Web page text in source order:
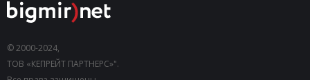
© 2000-2024,
ТОВ «КЕПРЕЙТ ПАРТНЕРС»".